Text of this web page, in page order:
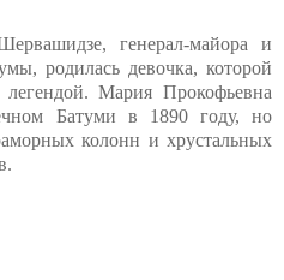
генерал-майора и
родилась девочка, которой
Мария Прокофьевна
Батуми в 1890 году, но
колонн и хрустальных